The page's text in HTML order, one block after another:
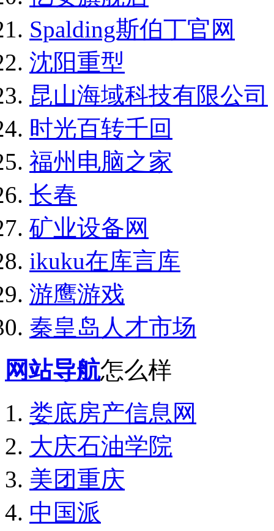
Spalding斯伯丁官网
沈阳重型
昆山海域科技有限公司
时光百转千回
福州电脑之家
长春
矿业设备网
ikuku在库言库
游鹰游戏
秦皇岛人才市场
网站导航怎么样
娄底房产信息网
大庆石油学院
美团重庆
中国派